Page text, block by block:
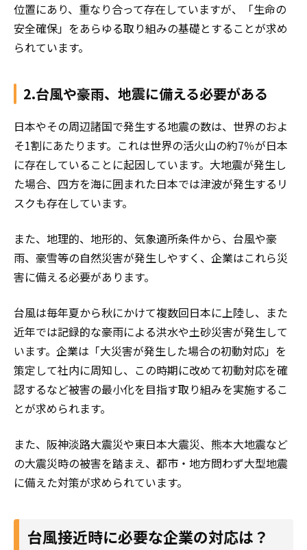
位置にあり、重なり合って存在していますが、「生命の
安全確保」をあらゆる取り組みの基礎とすることが求め
られています。
2.台風や豪雨、地震に備える必要がある
日本やその周辺諸国で発生する地震の数は、世界のおよ
そ1割にあたります。これは世界の活火山の約7％が日本
に存在していることに起因しています。大地震が発生し
た場合、四方を海に囲まれた日本では津波が発生するリ
スクも存在しています。
また、地理的、地形的、気象適所条件から、台風や豪
雨、豪雪等の自然災害が発生しやすく、企業はこれら災
害に備える必要があります。
台風は毎年夏から秋にかけて複数回日本に上陸し、また
近年では記録的な豪雨による洪水や土砂災害が発生して
います。企業は「大災害が発生した場合の初動対応」を
策定して社内に周知し、この時期に改めて初動対応を確
認するなど被害の最小化を目指す取り組みを実施するこ
とが求められます。
また、阪神淡路大震災や東日本大震災、熊本大地震など
の大震災時の被害を踏まえ、都市・地方問わず大型地震
に備えた対策が求められています。
台風接近時に必要な企業の対応は？